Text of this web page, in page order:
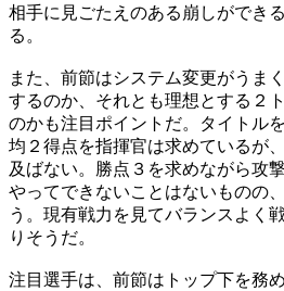
相手に見ごたえのある崩しができ
る。
また、前節はシステム変更がうま
するのか、それとも理想とする２
のかも注目ポイントだ。タイトル
均２得点を指揮官は求めているが
及ばない。勝点３を求めながら攻
やってできないことはないものの
う。現有戦力を見てバランスよく
りそうだ。
注目選手は、前節はトップ下を務